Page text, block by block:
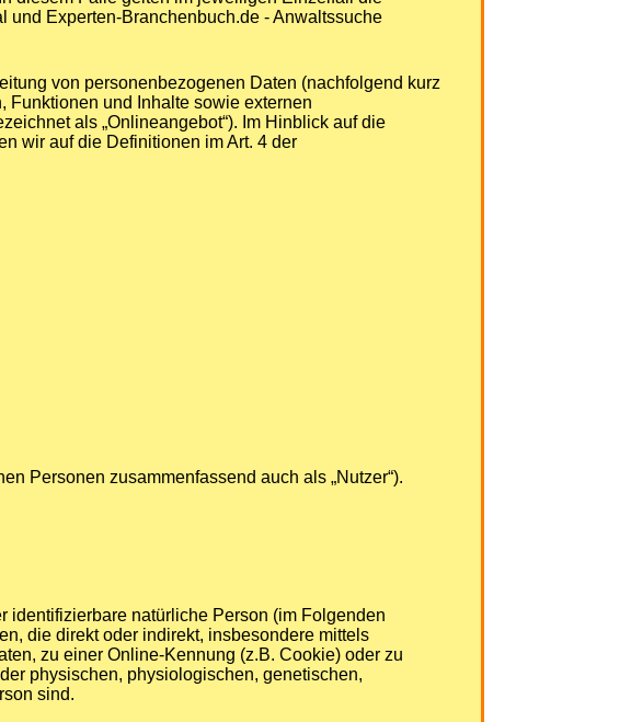
und Experten-Branchenbuch.de - Anwaltssuche
von personenbezogenen Daten (nachfolgend kurz
Funktionen und Inhalte sowie externen
als „Onlineangebot“). Im Hinblick auf die
wir auf die Definitionen im Art. 4 der
Personen zusammenfassend auch als „Nutzer“).
identifizierbare natürliche Person (im Folgenden
die direkt oder indirekt, insbesondere mittels
zu einer Online-Kennung (z.B. Cookie) oder zu
physischen, physiologischen, genetischen,
sind.